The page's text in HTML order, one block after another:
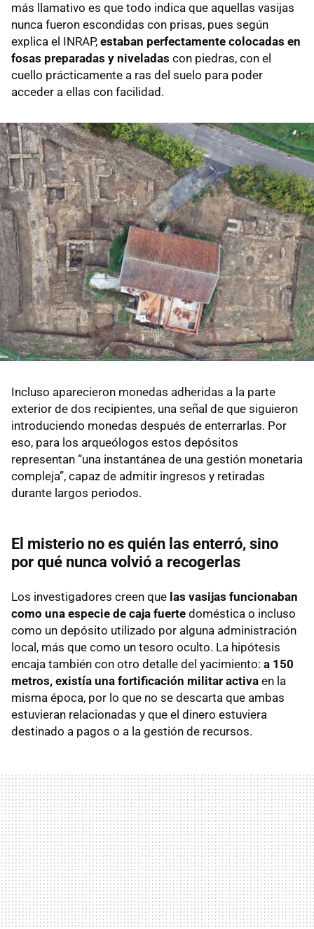
más llamativo es que todo indica que aquellas vasijas
nunca fueron escondidas con prisas, pues según
explica el INRAP, estaban perfectamente colocadas en
fosas preparadas y niveladas con piedras, con el
cuello prácticamente a ras del suelo para poder
acceder a ellas con facilidad.
Incluso aparecieron monedas adheridas a la parte
exterior de dos recipientes, una señal de que siguieron
introduciendo monedas después de enterrarlas. Por
eso, para los arqueólogos estos depósitos
representan “una instantánea de una gestión monetaria
compleja”, capaz de admitir ingresos y retiradas
durante largos periodos.
El misterio no es quién las enterró, sino
por qué nunca volvió a recogerlas
Los investigadores creen que las vasijas funcionaban
como una especie de caja fuerte doméstica o incluso
como un depósito utilizado por alguna administración
local, más que como un tesoro oculto. La hipótesis
encaja también con otro detalle del yacimiento: a 150
metros, existía una fortificación militar activa en la
misma época, por lo que no se descarta que ambas
estuvieran relacionadas y que el dinero estuviera
destinado a pagos o a la gestión de recursos.